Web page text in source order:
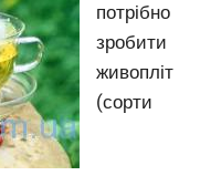
потрібно
зробити
живопліт
(сорти